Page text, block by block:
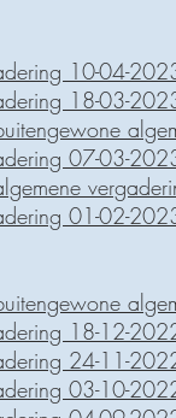
10-04-
18-03-
07-03-
01-02-
18-12-
24-11-
03-10-